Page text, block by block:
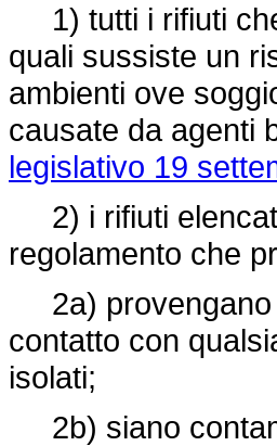
1) tutti i rifiuti
quali sussiste un
ambienti ove
causate da agenti
legislativo 19
2) i rifiuti
regolamento che
2a) provengano
contatto con
isolati;
2b) siano